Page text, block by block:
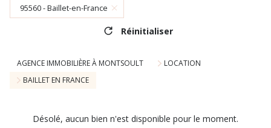
95560 - Baillet-en-France
Réinitialiser
AGENCE IMMOBILIÈRE À MONTSOULT
LOCATION
BAILLET EN FRANCE
Désolé, aucun bien n'est disponible pour le moment.